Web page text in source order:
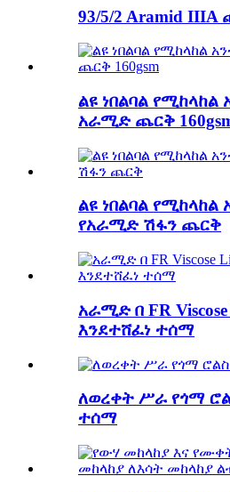
93/5/2 Aramid IIIA
ልዩ ነበልባል የሚከላከል
አራሚድ ጨርቅ
ልዩ ነበልባል የሚከላከል
የአራሚድ ሽፋን ጨርቅ
አራሚድ በ FR
እንደተሸፈነ ተሰማ
ለወረቀት ሥራ የጎማ
ተሰማ